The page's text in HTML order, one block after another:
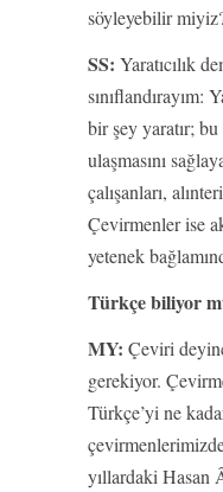
söyleyebilir
SS: Yaratıcılık
sınıflandırayım:
bir şey yaratır; bu
ulaşmasını
çalışanları,
Çevirmenler ise
yetenek
Türkçe biliyor
MY: Çeviri
gerekiyor.
Türkçe’yi ne
yıllardaki